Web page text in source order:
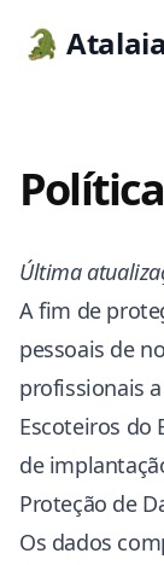
🐊
Última
A fim de
pessoais de
profissionais
Escoteiros do
de
Proteção de
Os dados